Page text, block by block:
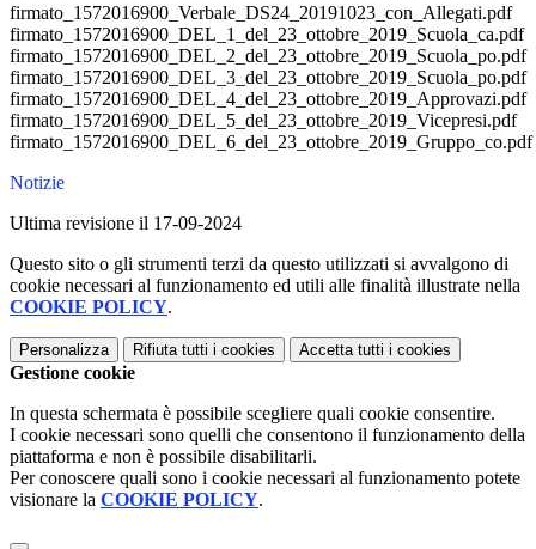
firmato_1572016900_Verbale_DS24_20191023_con_Allegati.pdf
firmato_1572016900_DEL_1_del_23_ottobre_2019_Scuola_ca.pdf
firmato_1572016900_DEL_2_del_23_ottobre_2019_Scuola_po.pdf
firmato_1572016900_DEL_3_del_23_ottobre_2019_Scuola_po.pdf
firmato_1572016900_DEL_4_del_23_ottobre_2019_Approvazi.pdf
firmato_1572016900_DEL_5_del_23_ottobre_2019_Vicepresi.pdf
firmato_1572016900_DEL_6_del_23_ottobre_2019_Gruppo_co.pdf
Notizie
Ultima revisione il 17-09-2024
Questo sito o gli strumenti terzi da questo utilizzati si avvalgono di
cookie necessari al funzionamento ed utili alle finalità illustrate nella
COOKIE POLICY.
Personalizza Rifiuta tutti i cookies Accetta tutti i cookies
Gestione cookie
In questa schermata è possibile scegliere quali cookie consentire.
I cookie necessari sono quelli che consentono il funzionamento della
piattaforma e non è possibile disabilitarli.
Per conoscere quali sono i cookie necessari al funzionamento potete
visionare la COOKIE POLICY.